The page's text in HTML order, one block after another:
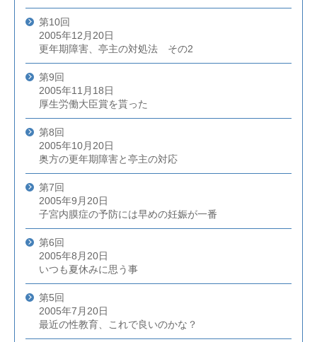
第10回
2005年12月20日
更年期障害、亭主の対処法 その2
第9回
2005年11月18日
厚生労働大臣賞を貰った
第8回
2005年10月20日
奥方の更年期障害と亭主の対応
第7回
2005年9月20日
子宮内膜症の予防には早めの妊娠が一番
第6回
2005年8月20日
いつも夏休みに思う事
第5回
2005年7月20日
最近の性教育、これで良いのかな？